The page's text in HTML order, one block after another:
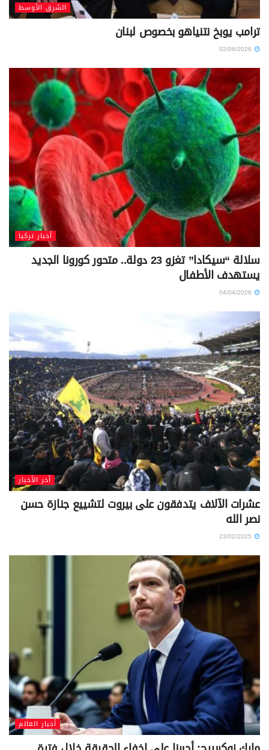
الشرق الأوسط
ترامب يوبخ نتنياهو بخصوص لبنان
أخبار تركيا
سلالة “سيكادا” تغزو 23 دولة.. متحور كورونا الجديد
يستهدف الأطفال
آخر الأخبار
عشرات الآلاف يتدفقون على بيروت لتشييع جنازة حسن
نصر الله
أخبار العالم